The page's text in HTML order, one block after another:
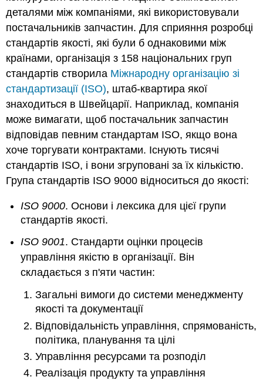
деталями між компаніями, які використовували
постачальників запчастин. Для сприяння розробці
стандартів якості, які були б однаковими між
країнами, організація з 158 національних груп
стандартів створила Міжнародну організацію зі
стандартизації (ISO), штаб-квартира якої
знаходиться в Швейцарії. Наприклад, компанія
може вимагати, щоб постачальник запчастин
відповідав певним стандартам ISO, якщо вона
хоче торгувати контрактами. Існують тисячі
стандартів ISO, і вони згруповані за їх кількістю.
Група стандартів ISO 9000 відноситься до якості:
ISO 9000. Основи і лексика для цієї групи
стандартів якості.
ISO 9001. Стандарти оцінки процесів
управління якістю в організації. Він
складається з п'яти частин:
Загальні вимоги до системи менеджменту
якості та документації
Відповідальність управління, спрямованість,
політика, планування та цілі
Управління ресурсами та розподіл
Реалізація продукту та управління